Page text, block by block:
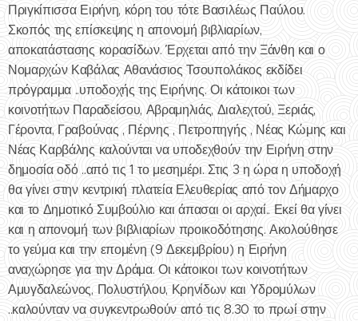
Πριγκίπισσα Ειρήνη, κόρη του τότε Βασιλέως Παύλου.
Σκοπός της επίσκεψης η απονομή βιβλιαρίων,
αποκατάστασης κορασίδων. Έρχεται από την Ξάνθη και ο
Νομαρχών Καβάλας Αθανάσιος Τσουπολάκος εκδίδει
πρόγραμμα ..υποδοχής της Ειρήνης. Οι κάτοικοι των
κοινοτήτων Παραδείσου, Αβραμηλιάς, Διαλεχτού, Ξεριάς,
Γέροντα, Γραβούνας , Πέρνης , Πετροπηγής , Νέας Κώμης και
Νέας Καρβάλης καλούνται να υποδεχθούν την Ειρήνη στην
δημοσία οδό ..από τις 1 το μεσημέρι. Στις 3 η ώρα η υποδοχή
θα γίνει στην κεντρική πλατεία Ελευθερίας από τον Δήμαρχο
και το Δημοτικό Συμβούλιο και άπασαι οι αρχαί.. Εκεί θα γίνει
και η απονομή των βιβλιαρίων προικοδότησης. Ακολούθησε
το γεύμα και την επομένη (9 Δεκεμβρίου) η Ειρήνη
αναχώρησε για την Δράμα. Οι κάτοικοι των κοινοτήτων
Αμυγδαλεώνος, Πολυστήλου, Κρηνίδων και Υδρομύλων
..καλούνταν να συγκεντρωθούν από τις 8.30 το πρωί στην